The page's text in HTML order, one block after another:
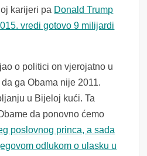
karijeri pa Donald Trump
vredi gotovo 9 milijardi
o politici on vjerojatno u
ga Obama nije 2011.
u Bijeloj kući. Ta
da ponovno ćemo
poslovnog princa, a sada
odlukom o ulasku u